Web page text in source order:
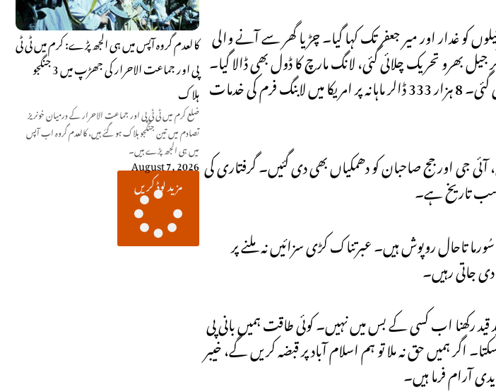
کالعدم گروہ آپس میں ہی الجھ پڑے: کرم میں ٹی ٹی
پی اور جماعت الاحرار کی جھڑپ میں 3 جنگجو
ہلاک
ضلع کرم میں ٹی ٹی پی اور جماعت الاحرار کے درمیان خونریز
تصادم میں تین جنگجو ہلاک ہو گئے ہیں، کالعدم گروہ اب آپس
میں ہی الجھ پڑے ہیں۔
August 7, 2026
مزید لوڈ کریں
کو غدار اور میر جعفر تک کہا گیا۔ چڑیا گھر سے آنے والی
تحریک چلائی گئی، لانگ مارچ کا ڈول بھی ڈالا گیا۔
فوجی افسران کو ڈرٹی ہیری کہا گیا۔ پارٹی رہنماؤں سے اداروں کے خلاف ہرزہ سرائی بھی کرائی گئی۔ 8 ہزار 333 ڈالر ماہانہ پر امریکا میں لابنگ فرم کی خدمات
آئی جی اور جج صاحبان کو دھمکیاں بھی دی گئیں۔ گرفتاری کی
تاحال روپوش ہیں۔ عبرتناک کڑی سزائیں نہ ملنے پر
دی جاتی رہیں۔
قید رکھنا اب کسی کے بس میں نہیں۔ کوئی طاقت ہمیں بانی پی
ہمیں حق نہ ملا تو ہم اسلام آباد پر قبضہ کریں گے، خیبر
آرام فرما ہیں۔